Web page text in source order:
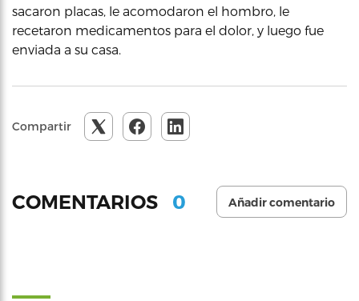
sacaron placas, le acomodaron el hombro, le
recetaron medicamentos para el dolor, y luego fue
enviada a su casa.
Compartir
COMENTARIOS 0 Añadir comentario